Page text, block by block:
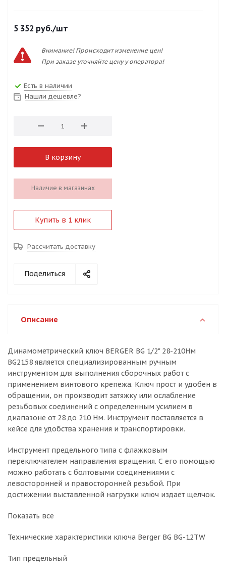
5 352 руб./шт
Внимание! Происходит изменение цен!
При заказе уточняйте цену у оператора!
Есть в наличии
Нашли дешевле?
В корзину
Наличие в магазинах
Купить в 1 клик
Рассчитать доставку
Поделиться
Описание
Динамометрический ключ BERGER BG 1/2" 28-210Нм
BG2158 является специализированным ручным
инструментом для выполнения сборочных работ с
применением винтового крепежа. Ключ прост и удобен в
обращении, он производит затяжку или ослабление
резьбовых соединений с определенным усилием в
диапазоне от 28 до 210 Нм. Инструмент поставляется в
кейсе для удобства хранения и транспортировки.
Инструмент предельного типа с флажковым
переключателем направления вращения. С его помощью
можно работать с болтовыми соединениями с
левосторонней и правосторонней резьбой. При
достижении выставленной нагрузки ключ издает щелчок.
Показать все
Технические характеристики ключа Berger BG BG-12TW
Тип предельный